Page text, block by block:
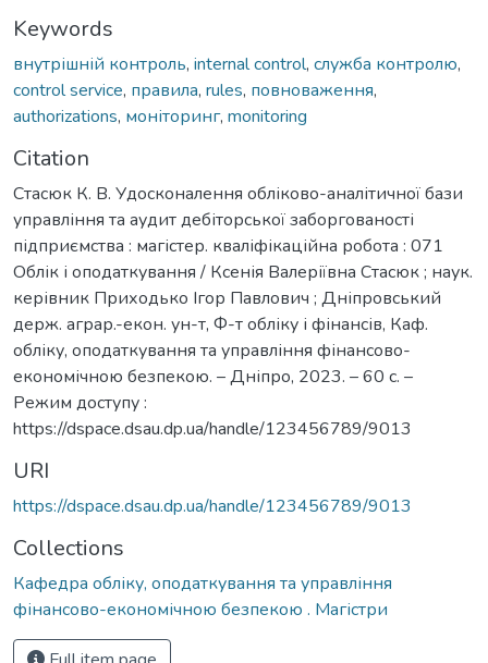
Keywords
внутрішній контроль, internal control, служба контролю,
control service, правила, rules, повноваження,
authorizations, моніторинг, monitoring
Citation
Стасюк К. В. Удосконалення обліково-аналітичної бази
управління та аудит дебіторської заборгованості
підприємства : магістер. кваліфікаційна робота : 071
Облік і оподаткування / Ксенія Валеріївна Стасюк ; наук.
керівник Приходько Ігор Павлович ; Дніпровський
держ. аграр.-екон. ун-т, Ф-т обліку і фінансів, Каф.
обліку, оподаткування та управління фінансово-
економічною безпекою. – Дніпро, 2023. – 60 с. –
Режим доступу :
https://dspace.dsau.dp.ua/handle/123456789/9013
URI
https://dspace.dsau.dp.ua/handle/123456789/9013
Collections
Кафедра обліку, оподаткування та управління
фінансово-економічною безпекою . Магістри